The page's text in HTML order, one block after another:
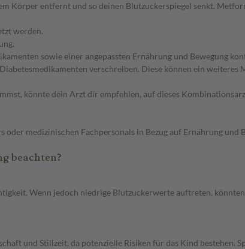
Körper entfernt und so deinen Blutzuckerspiegel senkt.
werden.
sowie einer angepassten Ernährung und Bewegung
verschreiben. Diese können ein
könnte dein Arzt dir empfehlen, auf dieses
medizinischen Fachpersonals in Bezug auf Ernährung und
beachten?
Wenn jedoch niedrige Blutzuckerwerte auftreten,
und Stillzeit, da potenzielle Risiken für das Kind bestehen.